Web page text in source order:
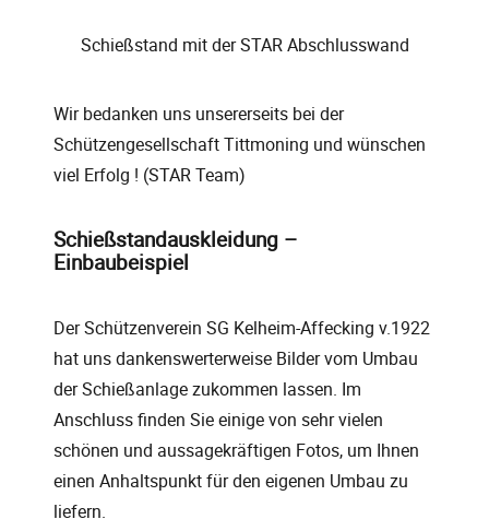
Schießstand mit der STAR Abschlusswand
Wir bedanken uns unsererseits bei der
Schützengesellschaft Tittmoning und wünschen
viel Erfolg ! (STAR Team)
Schießstandauskleidung –
Einbaubeispiel
Der Schützenverein SG Kelheim-Affecking v.1922
hat uns dankenswerterweise Bilder vom Umbau
der Schießanlage zukommen lassen. Im
Anschluss finden Sie einige von sehr vielen
schönen und aussagekräftigen Fotos, um Ihnen
einen Anhaltspunkt für den eigenen Umbau zu
liefern.